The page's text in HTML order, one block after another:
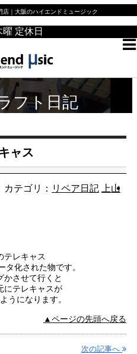
店｜大阪のハイエンドミュージック
定休日
フト日記
ャス
カテゴリ： リペア日記 上山
テレキャス
タ化された物です。
かさせて行くと
にテレキャスが
うになります。
▲ページの先頭へ戻る
次の記事へ